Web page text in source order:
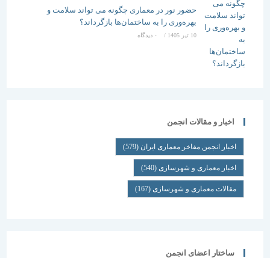
حضور نور در معماری چگونه می تواند سلامت و
بهره‌وری را به ساختمان‌ها بازگرداند؟
/ ۰ دیدگاه
اخبار و مقالات انجمن
اخبار انجمن مفاخر معماری ایران (579)
اخبار معماری و شهرسازی(540)
مقالات معماری و شهرسازی(167)
ساختار اعضای انجمن